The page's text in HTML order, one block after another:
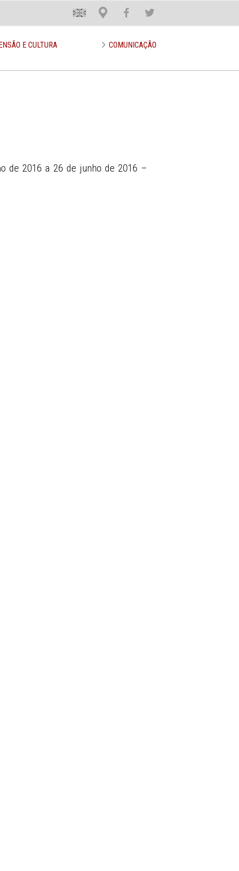
Loca
E CULTURA COMUNICAÇÃO
de 2016 a 26 de junho de 2016 –